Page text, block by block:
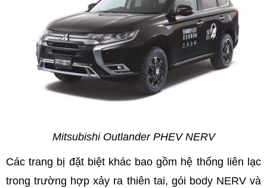
Mitsubishi Outlander PHEV NERV
Các trang bị đặt biệt khác bao gồm hệ thống liên lạc
trong trường hợp xảy ra thiên tai, gói body NERV và